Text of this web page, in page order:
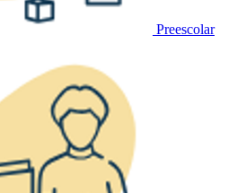
Preescolar